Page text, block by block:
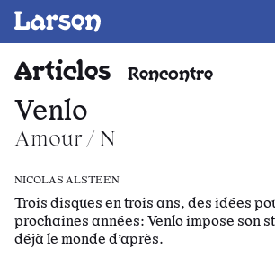
Fil d’ariane
Articles Rencontre
Venlo
Amour / N
NICOLAS ALSTEEN
Trois disques en trois ans, des idées
prochaines années: Venlo impose son
déjà le monde d’après.